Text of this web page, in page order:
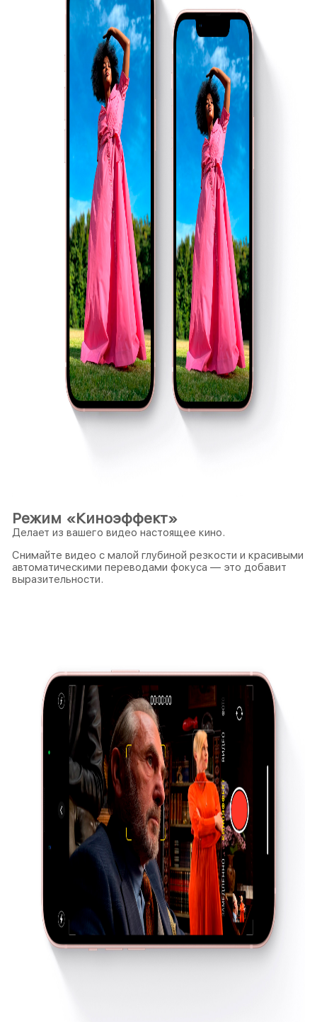
Режим «Киноэффект»
Делает из вашего видео настоящее кино.
Снимайте видео с малой глубиной резкости и красивыми
автоматическими переводами фокуса — это добавит
выразительности.